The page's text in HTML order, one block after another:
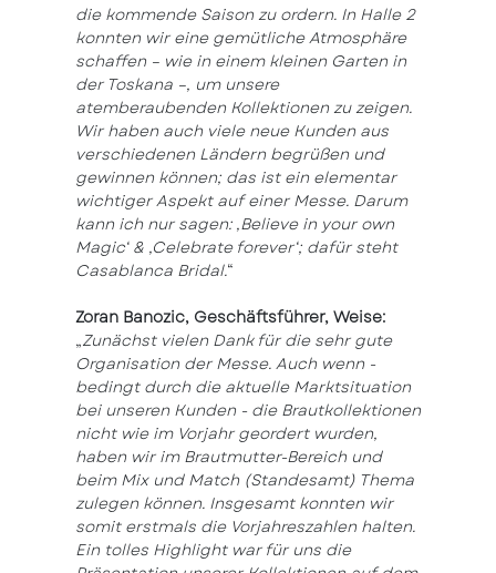
die kommende Saison zu ordern. In Halle 2
konnten wir eine gemütliche Atmosphäre
schaffen – wie in einem kleinen Garten in
der Toskana –, um unsere
atemberaubenden Kollektionen zu zeigen.
Wir haben auch viele neue Kunden aus
verschiedenen Ländern begrüßen und
gewinnen können; das ist ein elementar
wichtiger Aspekt auf einer Messe. Darum
kann ich nur sagen: ‚Believe in your own
Magic‘ & ‚Celebrate forever‘; dafür steht
Casablanca Bridal.“
Zoran Banozic, Geschäftsführer, Weise:
„Zunächst vielen Dank für die sehr gute
Organisation der Messe. Auch wenn -
bedingt durch die aktuelle Marktsituation
bei unseren Kunden - die Brautkollektionen
nicht wie im Vorjahr geordert wurden,
haben wir im Brautmutter-Bereich und
beim Mix und Match (Standesamt) Thema
zulegen können. Insgesamt konnten wir
somit erstmals die Vorjahreszahlen halten.
Ein tolles Highlight war für uns die